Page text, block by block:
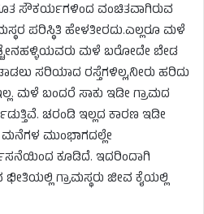
ಸೌಕರ್ಯಗಳಿಂದ ವಂಚಿತವಾಗಿರುವ
ಪರಿಸ್ಥಿತಿ ಹೇಳತೀರದು.ಎಲ್ಲರೂ ಮಳೆ
ಮಳೆ ಬರೋದೇ ಬೇಡ
ಸರಿಯಾದ ರಸ್ತೆಗಳಿಲ್ಲ,ನೀರು ಹರಿದು
ಮಳೆ ಬಂದರೆ ಸಾಕು ಇಡೀ ಗ್ರಾಮದ
ಚರಂಡಿ ಇಲ್ಲದ ಕಾರಣ ಇಡೀ
ಮುಂಭಾಗದಲ್ಲೇ
ಕೂಡಿದೆ. ಇದರಿಂದಾಗಿ
ಗ್ರಾಮಸ್ಥರು ಜೀವ ಕೈಯಲ್ಲಿ